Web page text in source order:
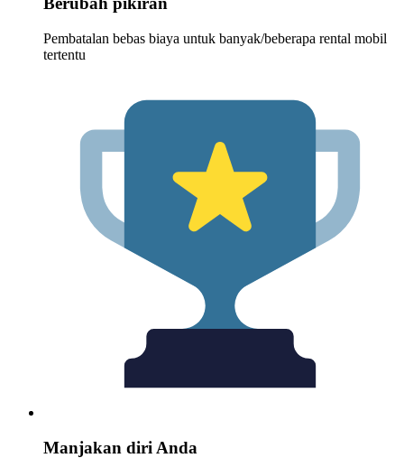
Pembatalan bebas biaya untuk banyak/beberapa rental mobil
tertentu
Manjakan diri Anda